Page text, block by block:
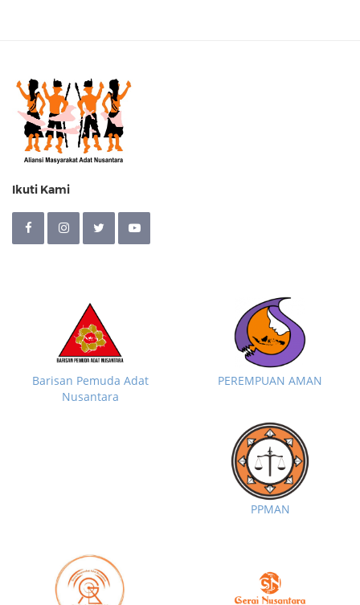
Ikuti Kami
Barisan Pemuda Adat
Nusantara
PEREMPUAN AMAN
PPMAN